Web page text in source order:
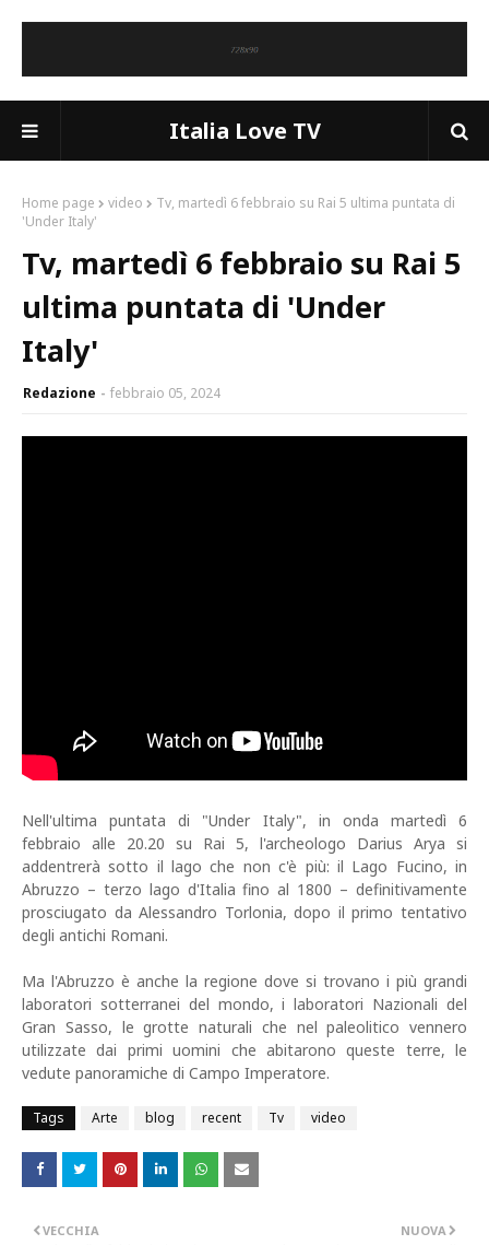
Italia Love TV
Home page video
Tv, martedì 6 febbraio su Rai 5 ultima puntata di
'Under Italy'
Tv, martedì 6 febbraio su Rai 5
ultima puntata di 'Under
Italy'
Redazione febbraio 05, 2024
Nell'ultima puntata di "Under Italy", in onda martedì 6
febbraio alle 20.20 su Rai 5, l'archeologo Darius Arya si
addentrerà sotto il lago che non c'è più: il Lago Fucino, in
Abruzzo – terzo lago d'Italia fino al 1800 – definitivamente
prosciugato da Alessandro Torlonia, dopo il primo tentativo
degli antichi Romani.
Ma l'Abruzzo è anche la regione dove si trovano i più grandi
laboratori sotterranei del mondo, i laboratori Nazionali del
Gran Sasso, le grotte naturali che nel paleolitico vennero
utilizzate dai primi uomini che abitarono queste terre, le
vedute panoramiche di Campo Imperatore.
Tags Arte blog recent Tv video
NUOVA
VECCHIA